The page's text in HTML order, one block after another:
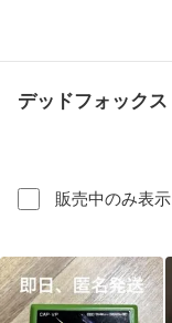
デッドフォック
販売中のみ表示